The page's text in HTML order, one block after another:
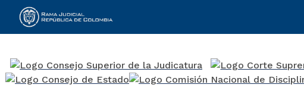
Rama Judicial